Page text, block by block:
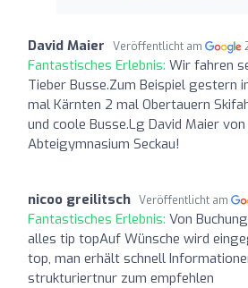
David Maier Veröffentlicht am
Fantastisches Erlebnis: Wir fahren
Tieber Busse.Zum Beispiel gestern
mal Kärnten 2 mal Obertauern
und coole Busse.Lg David Maier von
Abteigymnasium Seckau!
nicoo greilitsch Veröffentlicht am
Fantastisches Erlebnis: Von
alles tip topAuf Wünsche wird
top, man erhält schnell
strukturiertnur zum empfehlen